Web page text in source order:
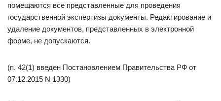
помещаются все представленные для проведения
государственной экспертизы документы. Редактирование и
удаление документов, представленных в электронной
форме, не допускаются.
(п. 42(1) введен Постановлением Правительства РФ от
07.12.2015 N 1330)